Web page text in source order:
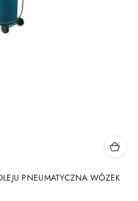
PNEUMATYCZNA WÓZEK